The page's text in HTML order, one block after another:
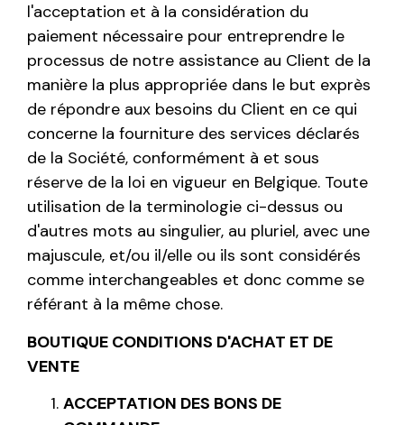
l'acceptation et à la considération du
paiement nécessaire pour entreprendre le
processus de notre assistance au Client de la
manière la plus appropriée dans le but exprès
de répondre aux besoins du Client en ce qui
concerne la fourniture des services déclarés
de la Société, conformément à et sous
réserve de la loi en vigueur en Belgique. Toute
utilisation de la terminologie ci-dessus ou
d'autres mots au singulier, au pluriel, avec une
majuscule, et/ou il/elle ou ils sont considérés
comme interchangeables et donc comme se
référant à la même chose.
BOUTIQUE CONDITIONS D'ACHAT ET DE
VENTE
ACCEPTATION DES BONS DE